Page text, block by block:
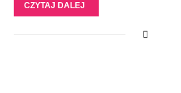
CZYTAJ DALEJ